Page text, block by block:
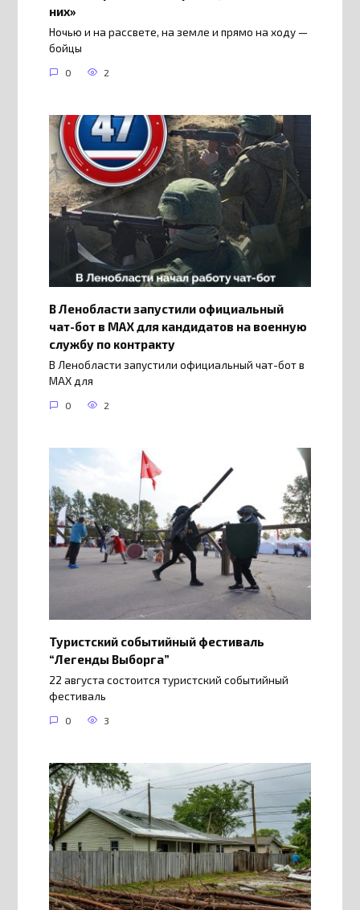
них»
Ночью и на рассвете, на земле и прямо на ходу —
бойцы
0 2
В Ленобласти запустили официальный
чат-бот в МАХ для кандидатов на военную
службу по контракту
В Ленобласти запустили официальный чат-бот в
МАХ для
0 2
Туристский событийный фестиваль
“Легенды Выборга”
22 августа состоится туристский событийный
фестиваль
0 3